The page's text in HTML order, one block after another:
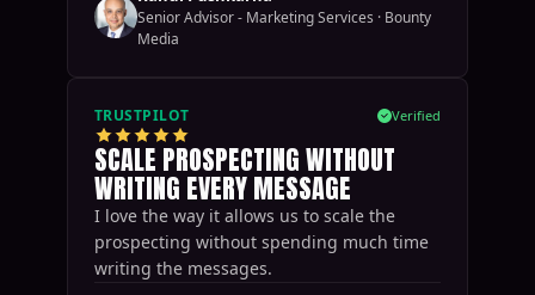
Senior Advisor - Marketing Services · Bounty
Media
TRUSTPILOT Verified
SCALE PROSPECTING WITHOUT
WRITING EVERY MESSAGE
I love the way it allows us to scale the
prospecting without spending much time
writing the messages.